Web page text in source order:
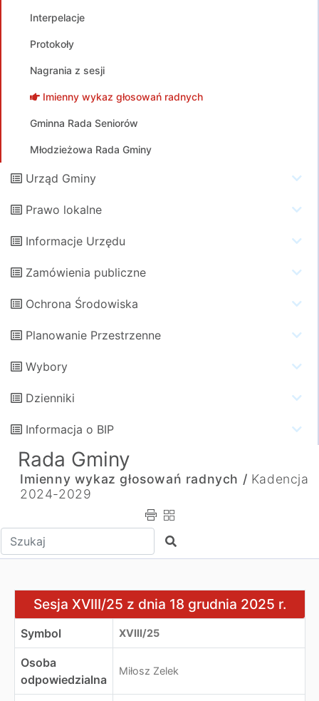
Interpelacje
Protokoły
Nagrania z sesji
Imienny wykaz głosowań radnych
Gminna Rada Seniorów
Młodzieżowa Rada Gminy
Urząd Gminy
Prawo lokalne
Informacje Urzędu
Zamówienia publiczne
Ochrona Środowiska
Planowanie Przestrzenne
Wybory
Dzienniki
Informacja o BIP
Rada Gminy
Imienny wykaz głosowań radnych / Kadencja
2024-2029
Wpisz tekst do wyszukania Szukaj
Sesja XVIII/25 z dnia 18 grudnia 2025 r.
Sesja XVIII/25 z dnia 18 grudnia 2025 r.
Symbol XVIII/25
Osoba
odpowiedzialna
Miłosz Zelek